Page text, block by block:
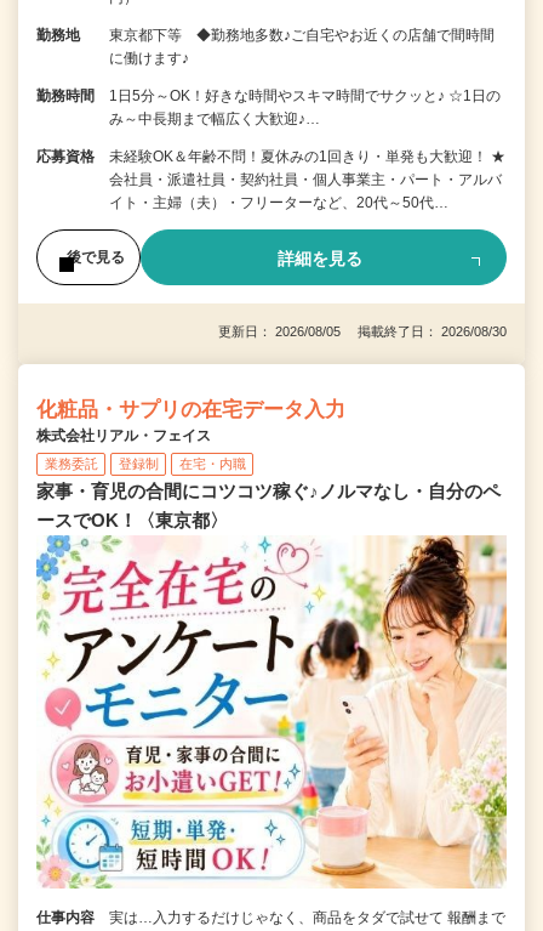
勤務地
東京都下等 ◆勤務地多数♪ご自宅やお近くの店舗で間時間
に働けます♪
勤務時間
1日5分～OK！好きな時間やスキマ時間でサクッと♪ ☆1日の
み～中長期まで幅広く大歓迎♪…
応募資格
未経験OK＆年齢不問！夏休みの1回きり・単発も大歓迎！ ★
会社員・派遣社員・契約社員・個人事業主・パート・アルバ
イト・主婦（夫）・フリーターなど、20代～50代…
後で見る 詳細を見る
更新日： 2026/08/05 掲載終了日： 2026/08/30
化粧品・サプリの在宅データ入力
株式会社リアル・フェイス
業務委託 登録制 在宅・内職
家事・育児の合間にコツコツ稼ぐ♪ノルマなし・自分のペ
ースでOK！〈東京都〉
仕事内容
実は…入力するだけじゃなく、商品をタダで試せて 報酬まで